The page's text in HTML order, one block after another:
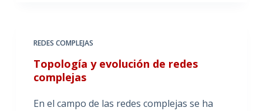
REDES COMPLEJAS
Topología y evolución de redes
complejas
En el campo de las redes complejas se ha